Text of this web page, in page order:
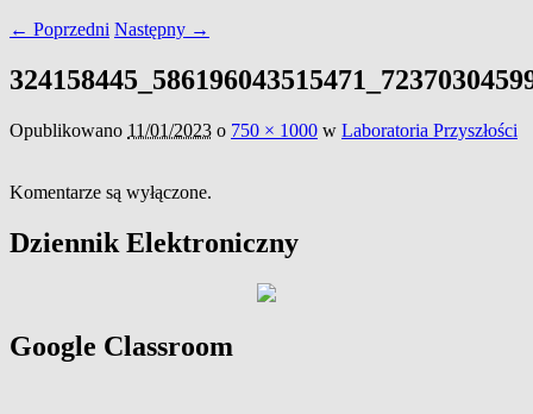
Nawigacja
← Poprzedni Następny →
Opublikowano 11/01/2023 o 750 × 1000 w Laboratoria Przyszłości
Komentarze są wyłączone.
Primary
Area
Dziennik Elektroniczny
Google Classroom